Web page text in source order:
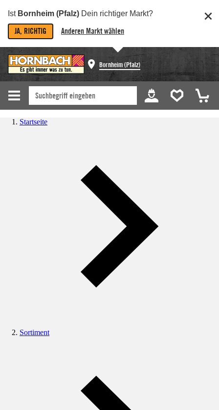
Ist Bornheim (Pfalz) Dein richtiger Markt?
JA, RICHTIG Anderen Markt wählen
Bornheim (Pfalz)
Startseite
Sortiment